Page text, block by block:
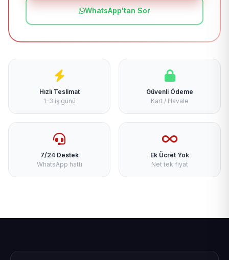
WhatsApp'tan Sor
Hızlı Teslimat
1-3 iş günü
Güvenli Ödeme
Kart / Havale
7/24 Destek
WhatsApp hattı
Ek Ücret Yok
Net tek fiyat